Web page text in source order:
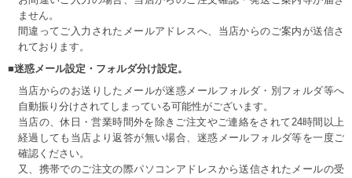
ません。
間違ってご入力されたメールアドレスへ、当店からのご案内が送信さ
れております。
■迷惑メール設定・フォルダ分け設定。
当店からのお送りしたメールが迷惑メールフォルダ・別フォルダ等へ
自動振り分けされてしまっている可能性がございます。
当店の、休日・営業時間外を除きご注文やご連絡をされて24時間以上
経過しても当店より返答が無い場合、迷惑メールフォルダ等を一度ご
確認ください。
又、携帯でのご注文の際パソコンアドレスから送信されたメールの受